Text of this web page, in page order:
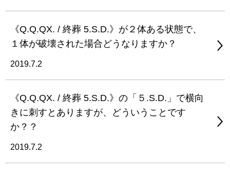
《Q.Q.QX. / 終葬 5.S.D.》が２体ある状態で、
１体が破壊された場合どうなりますか？
2019.7.2
《Q.Q.QX. / 終葬 5.S.D.》の「５.S.D.」で横向
きに刺すとありますが、どういうことです
か？？
2019.7.2